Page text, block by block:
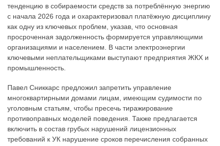
тенденцию в собираемости средств за потреблённую энергию
с начала 2026 года и охарактеризовал платёжную дисциплину
как одну из ключевых проблем, указав, что основная
просроченная задолженность формируется управляющими
организациями и населением. В части электроэнергии
ключевыми неплательщиками выступают предприятия ЖКХ и
промышленность.
Павел Сниккарс предложил запретить управление
многоквартирными домами лицам, имеющим судимости по
уголовным статьям, чтобы пресечь тиражирование
противоправных моделей поведения. Также предлагается
включить в состав грубых нарушений лицензионных
требований к УК нарушение сроков перечисления собранных